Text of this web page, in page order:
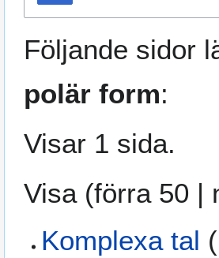
Följande sidor
polär form:
Visar 1 sida.
Visa (förra 50 |
Komplexa tal (